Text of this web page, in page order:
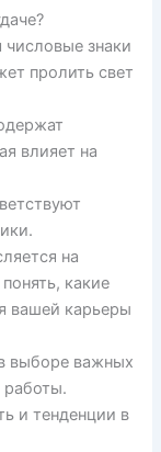
знаки
пролить свет
влияет на
на
какие
вашей карьеры
выборе важных
работы.
и тенденции в